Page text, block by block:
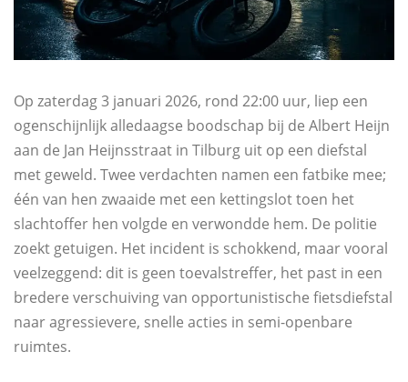
Op zaterdag 3 januari 2026, rond 22:00 uur, liep een
ogenschijnlijk alledaagse boodschap bij de Albert Heijn
aan de Jan Heijnsstraat in Tilburg uit op een diefstal
met geweld. Twee verdachten namen een fatbike mee;
één van hen zwaaide met een kettingslot toen het
slachtoffer hen volgde en verwondde hem. De politie
zoekt getuigen. Het incident is schokkend, maar vooral
veelzeggend: dit is geen toevalstreffer, het past in een
bredere verschuiving van opportunistische fietsdiefstal
naar agressievere, snelle acties in semi-openbare
ruimtes.